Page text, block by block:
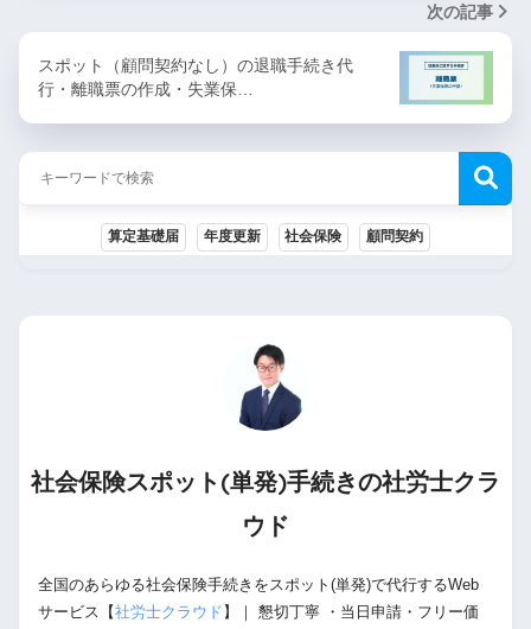
次の記事
スポット（顧問契約なし）の退職手続き代
行・離職票の作成・失業保…
算定基礎届 年度更新 社会保険 顧問契約
社会保険スポット(単発)手続きの社労士クラ
ウド
全国のあらゆる社会保険手続きをスポット(単発)で代行するWeb
サービス【社労士クラウド 】｜ 懇切丁寧 ・当日申請・フリー価